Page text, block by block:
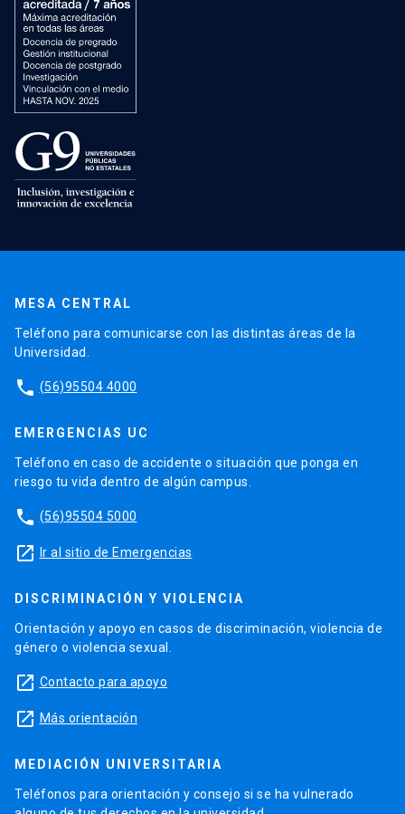
MESA CENTRAL
Teléfono para comunicarse con las distintas áreas de la
Universidad.
phone (56)95504 4000
EMERGENCIAS UC
Teléfono en caso de accidente o situación que ponga en
riesgo tu vida dentro de algún campus.
phone (56)95504 5000
launch Ir al sitio de Emergencias
DISCRIMINACIÓN Y VIOLENCIA
Orientación y apoyo en casos de discriminación, violencia de
género o violencia sexual.
launch Contacto para apoyo
launch Más orientación
MEDIACIÓN UNIVERSITARIA
Teléfonos para orientación y consejo si se ha vulnerado